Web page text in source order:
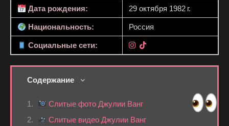
Дата рождения: 29 октября 1982 г.
Национальность: Россия
Социальные сети:
Содержание
Слитые фото Джулии Ванг
Слитые видео Джулии Ванг